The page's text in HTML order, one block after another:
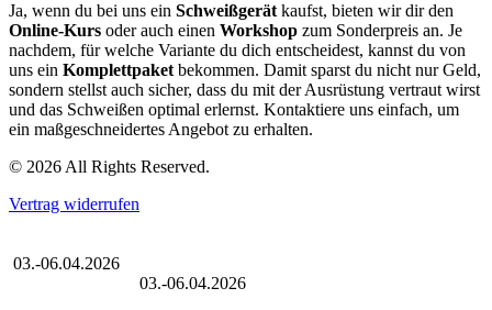
Ja, wenn du bei uns ein Schweißgerätkaufst, bieten wir dir den
Online-Kurs oder auch einen Workshop zum Sonderpreis an. Je
nachdem, für welche Variante du dich entscheidest, kannst du von
uns ein Komplettpaketbekommen. Damit sparst du nicht nur Geld,
sondern stellst auch sicher, dass du mit der Ausrüstung vertraut wirst
und das Schweißen optimal erlernst. Kontaktiere uns einfach, um
ein maßgeschneidertes Angebot zu erhalten.
© 2026 All Rights Reserved.
Vertrag widerrufen
03.-06.04.2026
03.-06.04.2026